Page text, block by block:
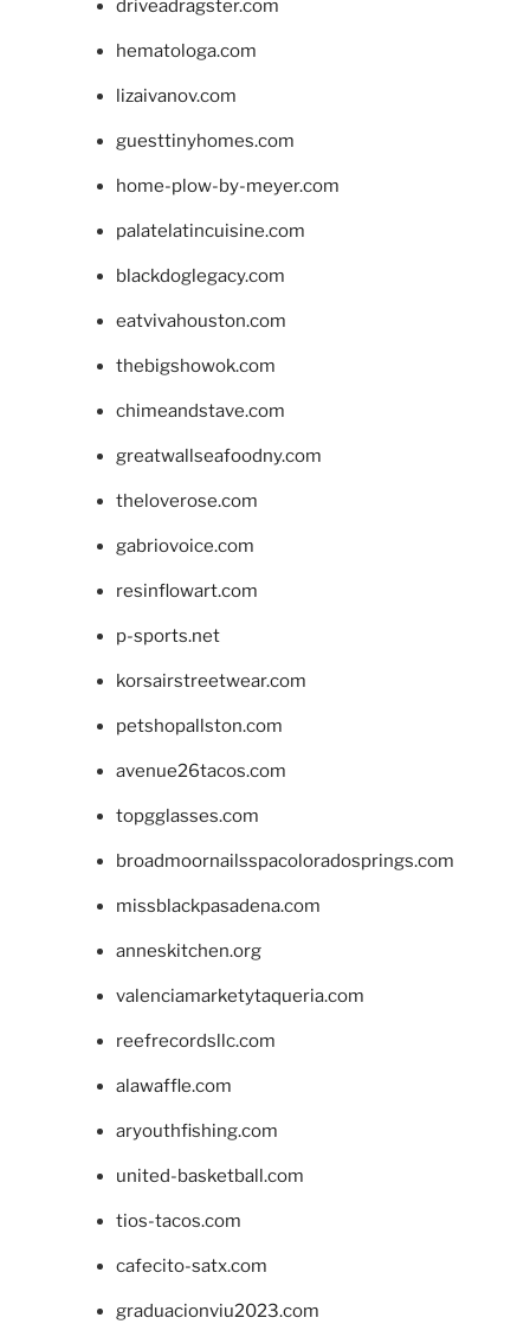
driveadragster.com
hematologa.com
lizaivanov.com
guesttinyhomes.com
home-plow-by-meyer.com
palatelatincuisine.com
blackdoglegacy.com
eatvivahouston.com
thebigshowok.com
chimeandstave.com
greatwallseafoodny.com
theloverose.com
gabriovoice.com
resinflowart.com
p-sports.net
korsairstreetwear.com
petshopallston.com
avenue26tacos.com
topgglasses.com
broadmoornailsspacoloradosprings.com
missblackpasadena.com
anneskitchen.org
valenciamarketytaqueria.com
reefrecordsllc.com
alawaffle.com
aryouthfishing.com
united-basketball.com
tios-tacos.com
cafecito-satx.com
graduacionviu2023.com